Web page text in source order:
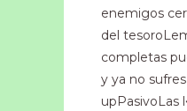
enemigos
del
completas
y ya no
upPasivoLas